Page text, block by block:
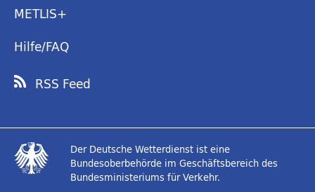
METLIS+
Hilfe/FAQ
RSS Feed
Der Deutsche Wetterdienst ist eine
Bundesoberbehörde im Geschäftsbereich des
Bundesministeriums für Verkehr.